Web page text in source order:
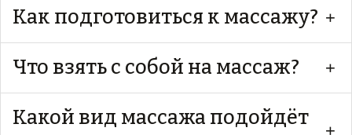
Как подготовиться к массажу? +
Для полного комфорта мы рекомендуем принять душ
Что взять с собой на массаж? +
Мы предоставляем нашим гостям всё необходимое для
Какой вид массажа подойдёт
+